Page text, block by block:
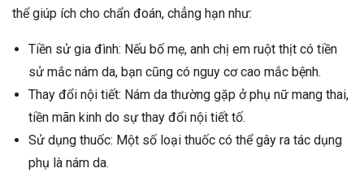
thể giúp ích cho chẩn đoán, chẳng hạn như:
Tiền sử gia đình: Nếu bố mẹ, anh chị em ruột thịt có tiền
sử mắc nám da, bạn cũng có nguy cơ cao mắc bệnh.
Thay đổi nội tiết: Nám da thường gặp ở phụ nữ mang thai,
tiền mãn kinh do sự thay đổi nội tiết tố.
Sử dụng thuốc: Một số loại thuốc có thể gây ra tác dụng
phụ là nám da.